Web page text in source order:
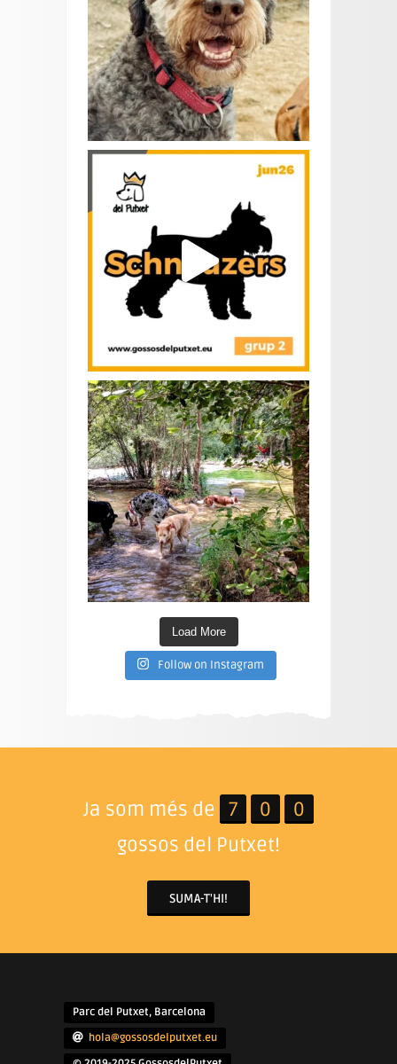
Load More
Follow on Instagram
Ja som més de 7 0
0
gossos del Putxet!
SUMA-T'HI!
Parc del Putxet, Barcelona
hola@gossosdelputxet.eu